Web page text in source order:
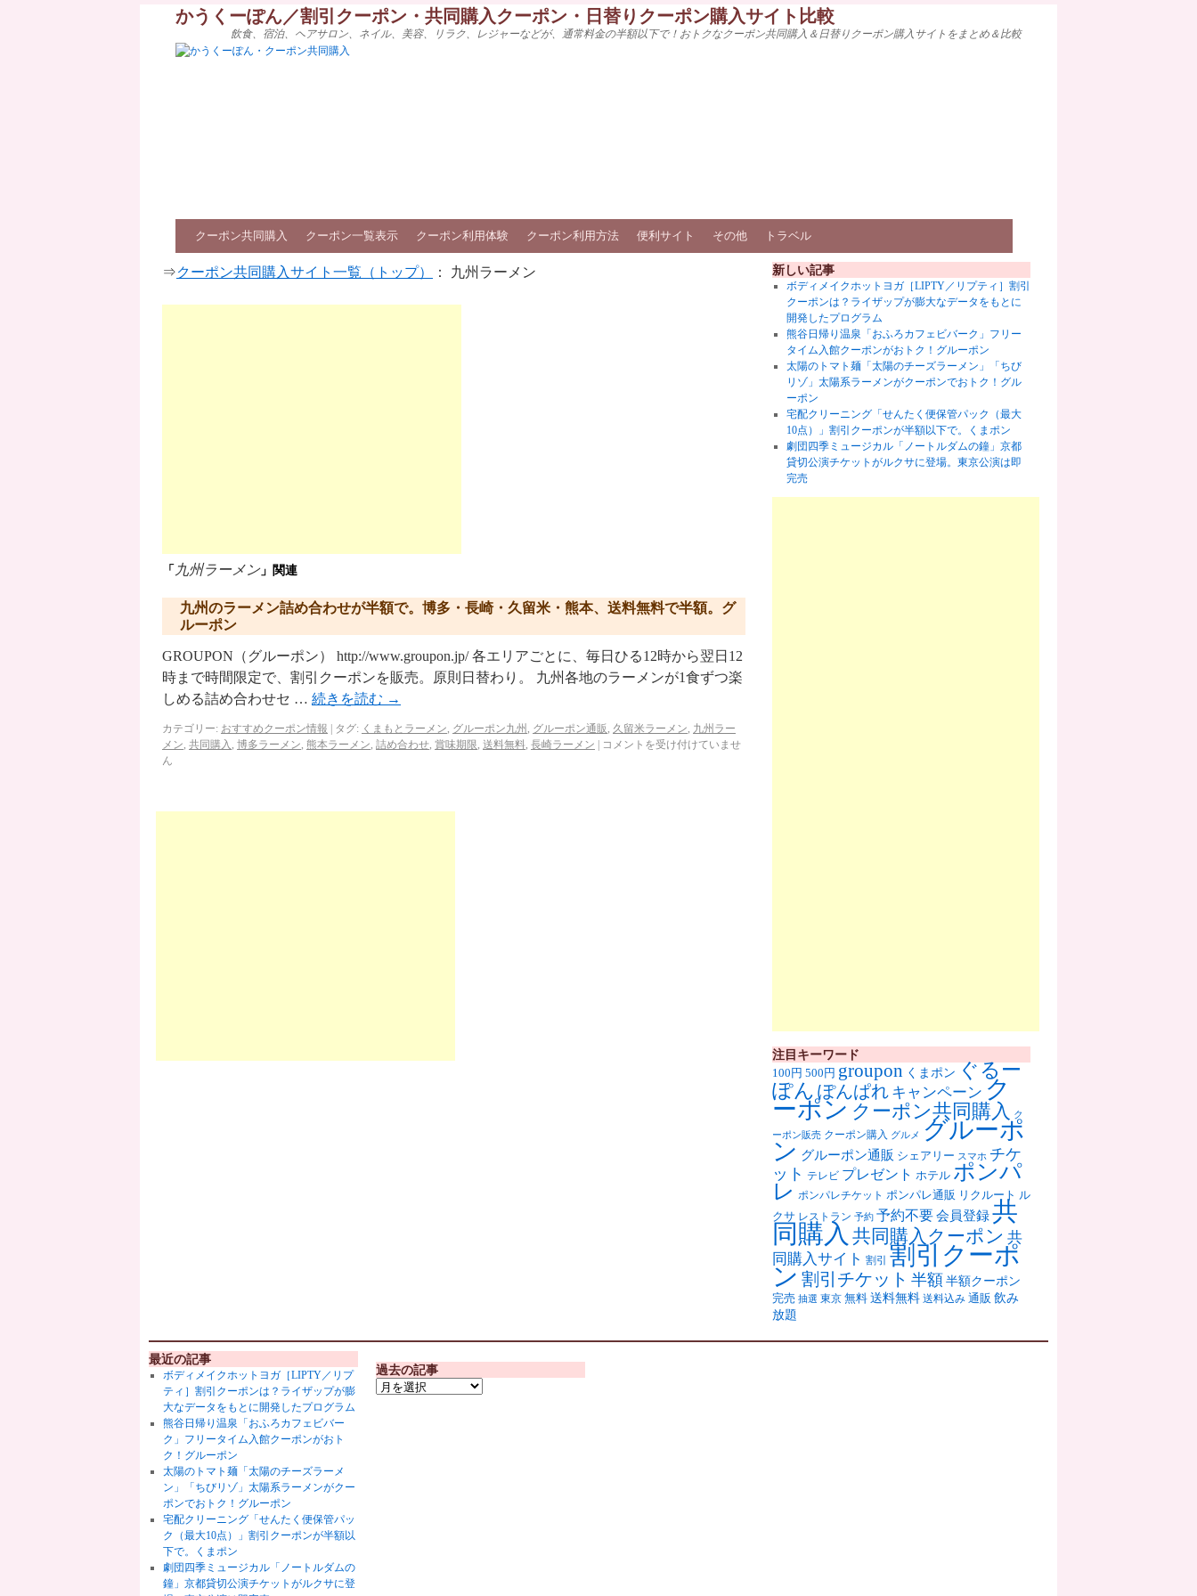
かうくーぽん／割引クーポン・共同購入クーポン・日替りクーポン購入サイト比較
飲食、宿泊、ヘアサロン、ネイル、美容、リラク、レジャーなどが、通常料金の半額以下で！おトクなクーポン共同購入＆日替りクーポン購入サイトをまとめ＆比較
クーポン共同購入 クーポン一覧表示 クーポン利用体験 クーポン利用方法 便利サイト その他 トラベル
⇒クーポン共同購入サイト一覧（トップ） ： 九州ラーメン
「 九州ラーメン」関連
九州のラーメン詰め合わせが半額で。博多・長崎・久留米・熊本、送料無料で半額。グ
ルーポン
GROUPON（グルーポン） http://www.groupon.jp/ 各エリアごとに、毎日ひる12時から翌日12
時まで時間限定で、割引クーポンを販売。原則日替わり。 九州各地のラーメンが1食ずつ楽
しめる詰め合わせセ … 続きを読む →
カテゴリー: おすすめクーポン情報 タグ: くまもとラーメン, グルーポン九州 , グルーポン通販 , 久留米ラーメン, 九州ラー
メン, 共同購入 , 博多ラーメン, 熊本ラーメン, 詰め合わせ, 賞味期限, 送料無料, 長崎ラーメン
コメントを受け付けていませ
ん
新しい記事
ボディメイクホットヨガ［LIPTY／リプティ］割引
クーポンは？ライザップが膨大なデータをもとに
開発したプログラム
熊谷日帰り温泉「おふろカフェビバーク」フリー
タイム入館クーポンがおトク！グルーポン
太陽のトマト麺「太陽のチーズラーメン」「ちび
リゾ」太陽系ラーメンがクーポンでおトク！グル
ーポン
宅配クリーニング「せんたく便保管パック（最大
10点）」割引クーポンが半額以下で。くまポン
劇団四季ミュージカル「ノートルダムの鐘」京都
貸切公演チケットがルクサに登場。東京公演は即
完売
注目キーワード
100円 500円 groupon くまポン ぐるー
ぽん ぽんぱれ キャンペーン ク
ーポン クーポン共同購入 ク
ーポン販売 クーポン購入 グルメ グルーポ
ン グルーポン通販 シェアリー スマホ チケ
ット テレビ プレゼント ホテル ポンパ
レ ポンパレチケット ポンパレ通販 リクルート ル
クサ レストラン 予約 予約不要会員登録共
同購入 共同購入クーポン 共
同購入サイト 割引 割引クーポ
ン 割引チケット 半額 半額クーポン
完売 抽選 東京 無料 送料無料 送料込み 通販 飲み
放題
最近の記事
ボディメイクホットヨガ［LIPTY／リプ
ティ］割引クーポンは？ライザップが膨
大なデータをもとに開発したプログラム
熊谷日帰り温泉「おふろカフェビバー
ク」フリータイム入館クーポンがおト
ク！グルーポン
太陽のトマト麺「太陽のチーズラーメ
ン」「ちびリゾ」太陽系ラーメンがクー
ポンでおトク！グルーポン
宅配クリーニング「せんたく便保管パッ
ク（最大10点）」割引クーポンが半額以
下で。くまポン
劇団四季ミュージカル「ノートルダムの
鐘」京都貸切公演チケットがルクサに登
過去の記事